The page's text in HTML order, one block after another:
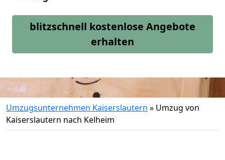
blitzschnell kostenlose Angebote
erhalten
Umzugsunternehmen Kaiserslautern » Umzug von
Kaiserslautern nach Kelheim